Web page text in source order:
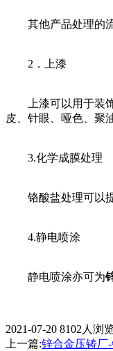
其他产品处理的流
2．上漆
上漆可以用于装饰
皮、针眼、哑色、聚
3.化学成膜处理
铬酸盐处理可以提
4.静电喷涂
静电喷涂亦可为
2021-07-20 8102人浏
上一篇:锌合金压铸厂